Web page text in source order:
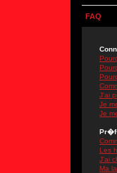
FAQ
J'ai
Je
Je
Les
J'ai
Ma